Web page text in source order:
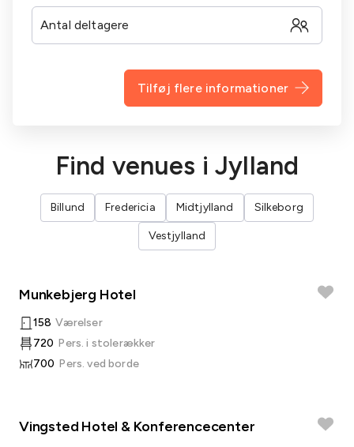
Tilføj flere informationer
Find venues i Jylland
Billund Fredericia Midtjylland Silkeborg
Vestjylland
Munkebjerg Hotel
158 Værelser
720 Pers. i stolerækker
700 Pers. ved borde
Vingsted Hotel & Konferencecenter